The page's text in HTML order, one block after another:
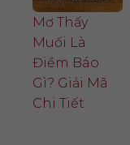
Mơ Thấy
Muối Là
Điềm Báo
Gì? Giải Mã
Chi Tiết